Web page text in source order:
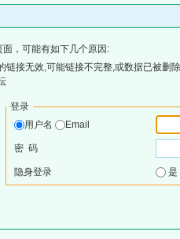
，可能有如下几个原因:
链接无效,可能链接不完整,或数据已被删
登录
用户名
Email
密 码
隐身登录